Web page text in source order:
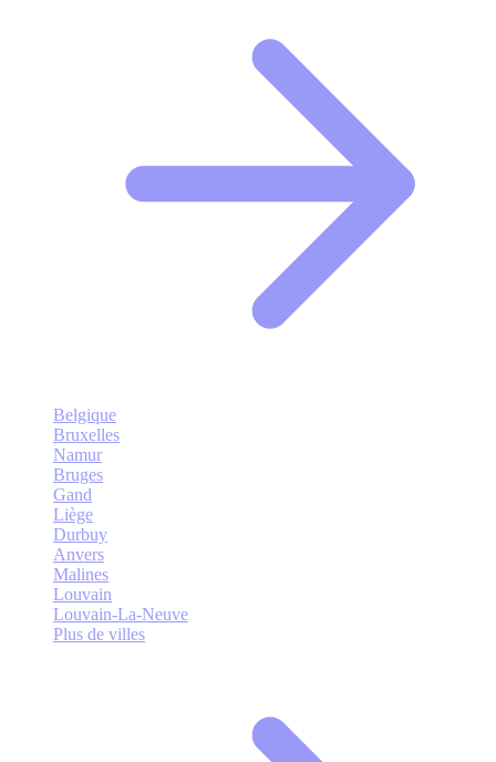
Belgique
Bruxelles
Namur
Bruges
Gand
Liège
Durbuy
Anvers
Malines
Louvain
Louvain-La-Neuve
Plus de villes